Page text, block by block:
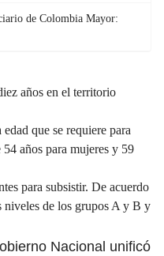
de Colombia Mayor:
años en el territorio
que se requiere para
años para mujeres y 59
para subsistir. De acuerdo
de los grupos A y B y
Nacional unificó